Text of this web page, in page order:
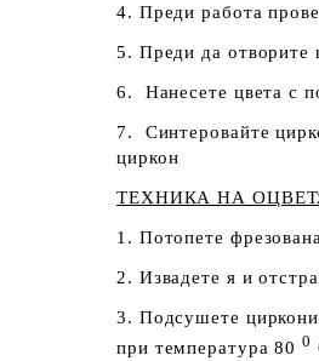
4. Преди работа
5. Преди да отворите
6. Нанесете цвета с
7. Синтеровайте
циркон
ТЕХНИКА НА
1. Потопете
2. Извадете я и
3. Подсушете
при температура 800